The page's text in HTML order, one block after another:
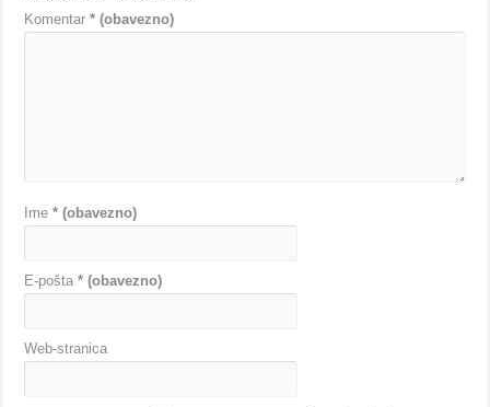
Komentar* (obavezno)
Ime* (obavezno)
E-pošta* (obavezno)
Web-stranica